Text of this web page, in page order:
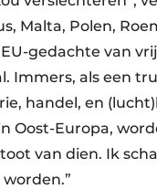
Malta, Polen,
gedachte van
Immers, als een
handel, en
Oost-Europa,
van dien. Ik